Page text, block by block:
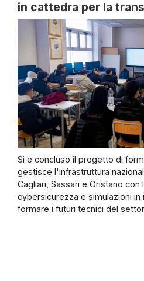
in cattedra per la
Si è concluso il progetto di
gestisce l'infrastruttura
Cagliari, Sassari e Oristano con
cybersicurezza e simulazioni in
formare i futuri tecnici del